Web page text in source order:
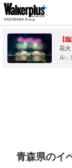
【
花
ル
青森県のイ